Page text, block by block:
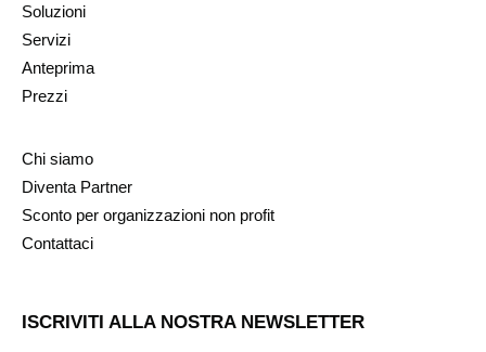
Soluzioni
Servizi
Anteprima
Prezzi
Chi siamo
Diventa Partner
Sconto per organizzazioni non profit
Contattaci
ISCRIVITI ALLA NOSTRA NEWSLETTER